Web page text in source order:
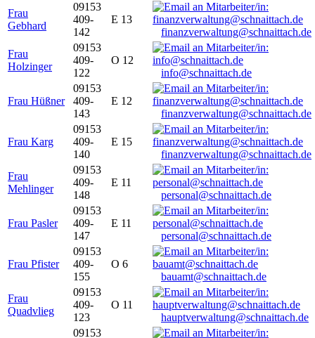
Frau
Gebhard
09153
409-
142
E 13
finanzverwaltung@schnaittach.de
Frau
Holzinger
09153
409-
122
O 12
info@schnaittach.de
Frau Hüßner
09153
409-
143
E 12
finanzverwaltung@schnaittach.de
Frau Karg
09153
409-
140
E 15
finanzverwaltung@schnaittach.de
Frau
Mehlinger
09153
409-
148
E 11
personal@schnaittach.de
Frau Pasler
09153
409-
147
E 11
personal@schnaittach.de
Frau Pfister
09153
409-
155
O 6
bauamt@schnaittach.de
Frau
Quadvlieg
09153
409-
123
O 11
hauptverwaltung@schnaittach.de
09153